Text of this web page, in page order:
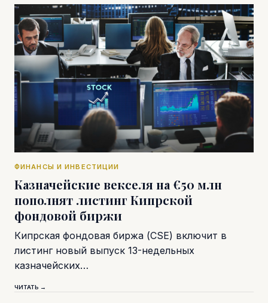
ФИНАНСЫ И ИНВЕСТИЦИИ
Казначейские векселя на €50 млн
пополнят листинг Кипрской
фондовой биржи
Кипрская фондовая биржа (CSE) включит в
листинг новый выпуск 13-недельных
казначейских…
ЧИТАТЬ →